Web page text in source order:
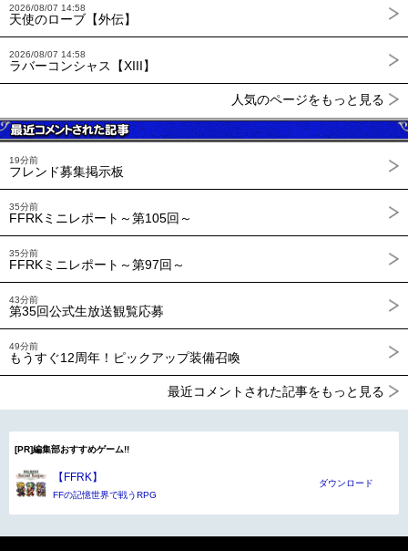
2026/08/07 14:58
天使のローブ【外伝】
2026/08/07 14:58
ラバーコンシャス【XIII】
人気のページをもっと見る
19分前
フレンド募集掲示板
35分前
FFRKミニレポート～第105回～
35分前
FFRKミニレポート～第97回～
43分前
第35回公式生放送観覧応募
49分前
もうすぐ12周年！ピックアップ装備召喚
最近コメントされた記事をもっと見る
[PR]編集部おすすめゲーム!!
【FFRK】
FFの記憶世界で戦うRPG
ダウンロード